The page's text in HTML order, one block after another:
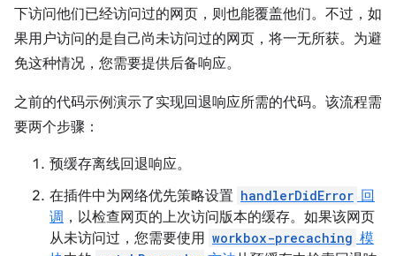
下访问他们已经访问过的网页，则也能覆盖他们。不过，如
果用户访问的是自己尚未访问过的网页，将一无所获。 为避
免这种情况，您需要提供后备响应。
之前的代码示例演示了实现回退响应所需的代码。该流程需
要两个步骤：
预缓存离线回退响应。
在插件中为网络优先策略设置 handlerDidError 回
调 ，以检查网页的上次访问版本的缓存。如果该网页
从未访问过，您需要使用 workbox-precaching 模